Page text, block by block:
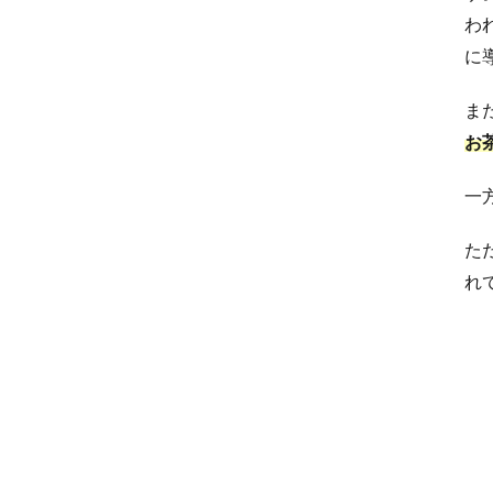
わ
に
ま
お
一
た
れ